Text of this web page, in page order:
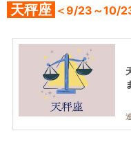
天秤座 ＜9/23～10/